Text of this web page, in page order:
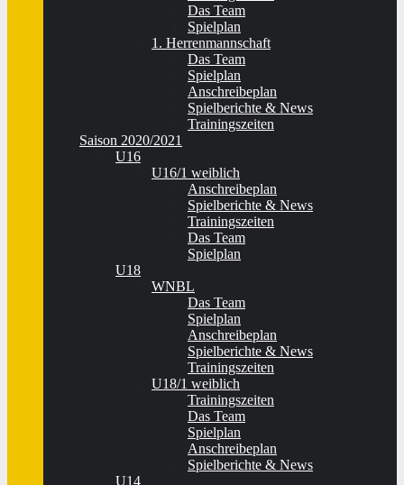
Das Team
Spielplan
1. Herrenmannschaft
Das Team
Spielplan
Anschreibeplan
Spielberichte & News
Trainingszeiten
Saison 2020/2021
U16
U16/1 weiblich
Anschreibeplan
Spielberichte & News
Trainingszeiten
Das Team
Spielplan
U18
WNBL
Das Team
Spielplan
Anschreibeplan
Spielberichte & News
Trainingszeiten
U18/1 weiblich
Trainingszeiten
Das Team
Spielplan
Anschreibeplan
Spielberichte & News
U14